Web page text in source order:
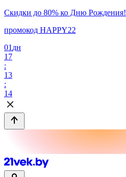
Скидки до 80% ко Дню Рождения!
промокод HAPPY22
01 дн
17
:
13
:
14